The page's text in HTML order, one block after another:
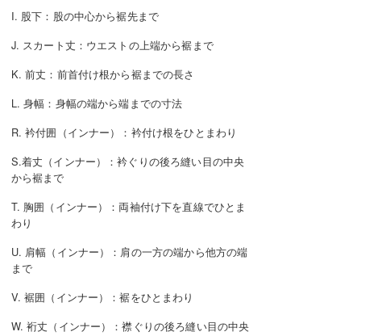
I. 股下 ： 股の中心から裾先まで
J. スカート丈 ： ウエストの上端から裾まで
K. 前丈 ： 前首付け根から裾までの長さ
L. 身幅 ： 身幅の端から端までの寸法
R. 衿付囲（インナー）
： 衿付け根をひとまわり
S.着丈（インナー）
：衿ぐりの後ろ縫い目の中央
から裾まで
T. 胸囲（インナー）
： 両袖付け下を直線でひとま
わり
U. 肩幅（インナー）
： 肩の一方の端から他方の端
まで
V. 裾囲（インナー）
：裾をひとまわり
W. 裄丈（インナー）
：襟ぐりの後ろ縫い目の中央